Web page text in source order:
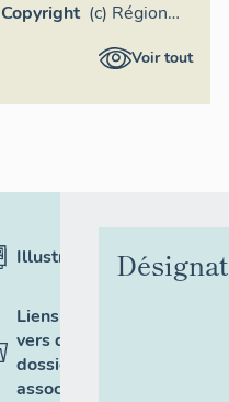
Copyright (c) Région
Provence-
d'Azur -
Voir tout
Illustrations
Liens
vers des
dossiers
associés